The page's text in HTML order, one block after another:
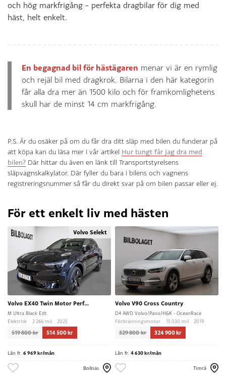
och hög markfrigång – perfekta dragbilar för dig med
häst, helt enkelt.
En begagnad bil för hästägaren menar vi är en rymlig
och rejäl bil med dragkrok. Bilarna i den här kategorin
får alla dra mer än 1500 kilo och för framkomlighetens
skull har de minst 14 cm markfrigång.
P.S. Är du osäker på om du får dra ditt släp med bilen du funderar på
att köpa kan du läsa mer i vår artikel Hur tungt får jag dra med
bilen? Där hittar du även en länk till Transportstyrelsens
släpvagnskalkylator. Där fyller du bara i bilens och vagnens
registreringsnummer så får du direkt svar på om bilen passar eller ej.
För ett enkelt liv med hästen
Volvo Selekt
Volvo EX40 Twin Motor Performance
M Ultra Black Edt
Elektrisk
2 266 mil 2025
519 800 kr 514 500 kr
Lån fr. 6 969 kr/mån
Bollnäs
Volvo V90 Cross Country
D4 AWD Volvo/Pano/H&K - OceanRace
Förbränningsmotor
15 030 mil 2019
329 800 kr 324 900 kr
Lån fr. 4 630 kr/mån
Timrå